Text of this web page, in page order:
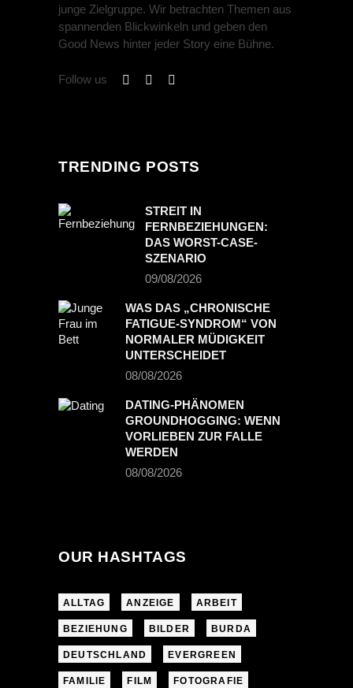
junge Zielgruppe. Wir betrachten Themen aus
spannenden Blickwinkeln und geben den
Good News hinter jeder Story eine Bühne.
Follow us
TRENDING POSTS
STREIT IN
FERNBEZIEHUNGEN:
DAS WORST-CASE-
SZENARIO
09/08/2026
WAS DAS „CHRONISCHE
FATIGUE-SYNDROM“ VON
NORMALER MÜDIGKEIT
UNTERSCHEIDET
08/08/2026
DATING-PHÄNOMEN
GROUNDHOGGING: WENN
VORLIEBEN ZUR FALLE
WERDEN
08/08/2026
OUR HASHTAGS
ALLTAG ANZEIGE ARBEIT
BEZIEHUNG BILDER BURDA
DEUTSCHLAND EVERGREEN
FAMILIE FILM FOTOGRAFIE